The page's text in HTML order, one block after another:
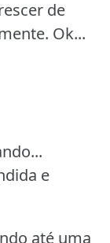
de
Ok...
e
até uma